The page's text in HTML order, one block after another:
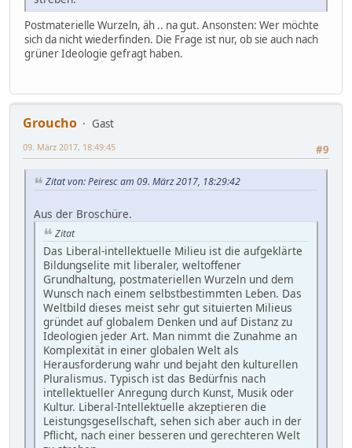
Postmaterielle Wurzeln, äh .. na gut. Ansonsten: Wer möchte
sich da nicht wiederfinden. Die Frage ist nur, ob sie auch nach
grüner Ideologie gefragt haben.
Groucho
Gast
#9
09. März 2017, 18:49:45
Zitat von: Peiresc am 09. März 2017, 18:29:42
Aus der Broschüre.
Zitat
Das Liberal-intellektuelle Milieu ist die aufgeklärte
Bildungselite mit liberaler, weltoffener
Grundhaltung, postmateriellen Wurzeln und dem
Wunsch nach einem selbstbestimmten Leben. Das
Weltbild dieses meist sehr gut situierten Milieus
gründet auf globalem Denken und auf Distanz zu
Ideologien jeder Art. Man nimmt die Zunahme an
Komplexität in einer globalen Welt als
Herausforderung wahr und bejaht den kulturellen
Pluralismus. Typisch ist das Bedürfnis nach
intellektueller Anregung durch Kunst, Musik oder
Kultur. Liberal-Intellektuelle akzeptieren die
Leistungsgesellschaft, sehen sich aber auch in der
Pflicht, nach einer besseren und gerechteren Welt